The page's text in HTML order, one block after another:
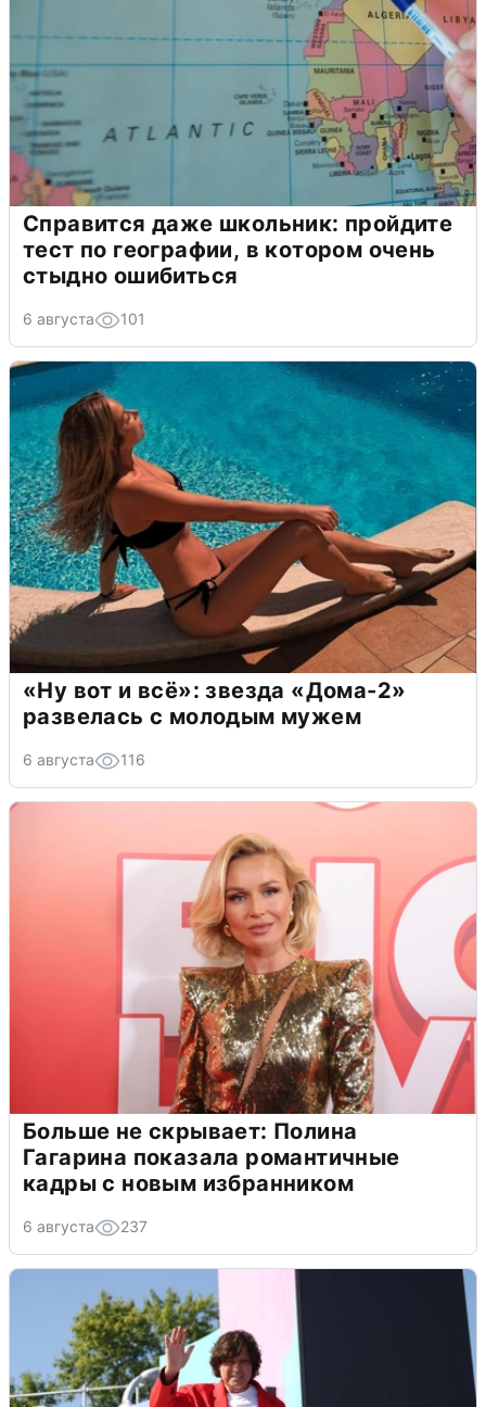
Справится даже школьник: пройдите
тест по географии, в котором очень
стыдно ошибиться
6 августа 101
«Ну вот и всё»: звезда «Дома-2»
развелась с молодым мужем
6 августа 116
Больше не скрывает: Полина
Гагарина показала романтичные
кадры с новым избранником
6 августа 237